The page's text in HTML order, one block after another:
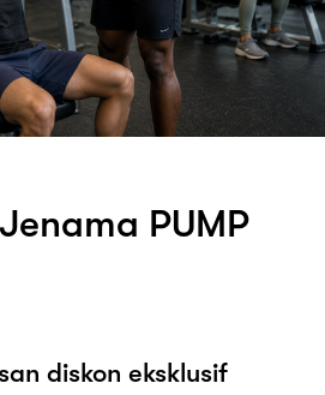
PUMP
diskon eksklusif